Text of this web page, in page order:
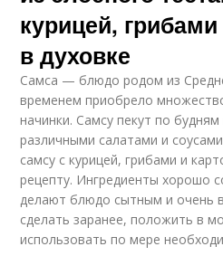
курицей,
в духовке
Самса — блюдо родом из
временем приобрело
начинки. Самсу пекут по
различными салатами и
самсу с курицей, грибами и
рецепту. Ингредиенты хорошо
делают блюдо сытным и очень
сделать заранее, положить в
использовать по мере